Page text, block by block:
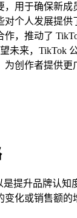
用于确保新
个人发展提
，推动了
未来，
创作者提供
提升品牌认
化或销售额的